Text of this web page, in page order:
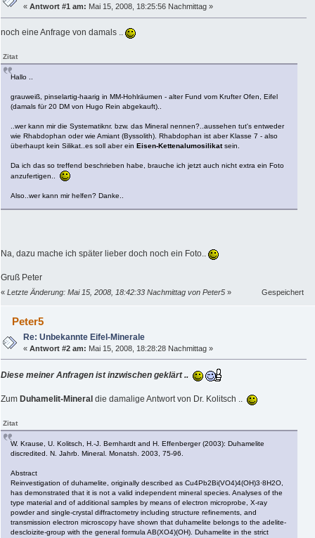
«Antwort #1 am: Mai 15, 2008, 18:25:56 Nachmittag »
noch eine Anfrage von damals ..
Zitat
Hallo ..
grauweiß, pinselartig-haarig in MM-Hohlräumen - alter Fund vom Krufter Ofen, Eifel
(damals für 20 DM von Hugo Rein abgekauft)..
..wer kann mir die Systematiknr. bzw. das Mineral nennen?..aussehen tut's entweder
wie Rhabdophan oder wie Amiant (Byssolith). Rhabdophan ist aber Klasse 7 - also
überhaupt kein Silikat..es soll aber ein Eisen-Kettenalumosilikatsein.
Da ich das so treffend beschrieben habe, brauche ich jetzt auch nicht extra ein Foto
anzufertigen..
Also..wer kann mir helfen? Danke..
Na, dazu mache ich später lieber doch noch ein Foto..
Gruß Peter
« Letzte Änderung: Mai 15, 2008, 18:42:33 Nachmittag von Peter5 » Gespeichert
Peter5
Re: Unbekannte Eifel-Minerale
«Antwort #2 am: Mai 15, 2008, 18:28:28 Nachmittag »
Diese meiner Anfragen ist inzwischen geklärt ..
Zum Duhamelit-Mineral die damalige Antwort von Dr. Kolitsch ..
Zitat
W. Krause, U. Kolitsch, H.-J. Bernhardt and H. Effenberger (2003): Duhamelite
discredited. N. Jahrb. Mineral. Monatsh. 2003, 75-96.
Abstract
Reinvestigation of duhamelite, originally described as Cu4Pb2Bi(VO4)4(OH)3·8H2O,
has demonstrated that it is not a valid independent mineral species. Analyses of the
type material and of additional samples by means of electron microprobe, X-ray
powder and single-crystal diffractometry including structure refinements, and
transmission electron microscopy have shown that duhamelite belongs to the adelite-
descloizite-group with the general formula AB(XO4)(OH). Duhamelite in the strict